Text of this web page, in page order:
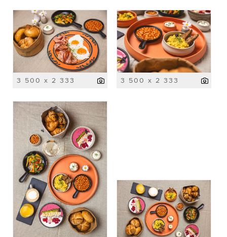
3 500 x 2 333 3 500 x 2 333